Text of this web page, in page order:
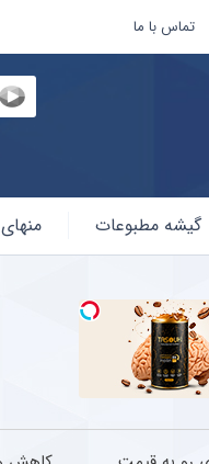
تماس با ما
گیشه مطبوعات